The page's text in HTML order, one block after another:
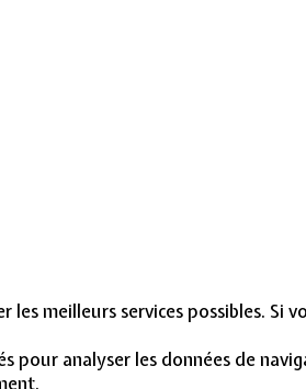
les meilleurs services possibles.
pour analyser les données de